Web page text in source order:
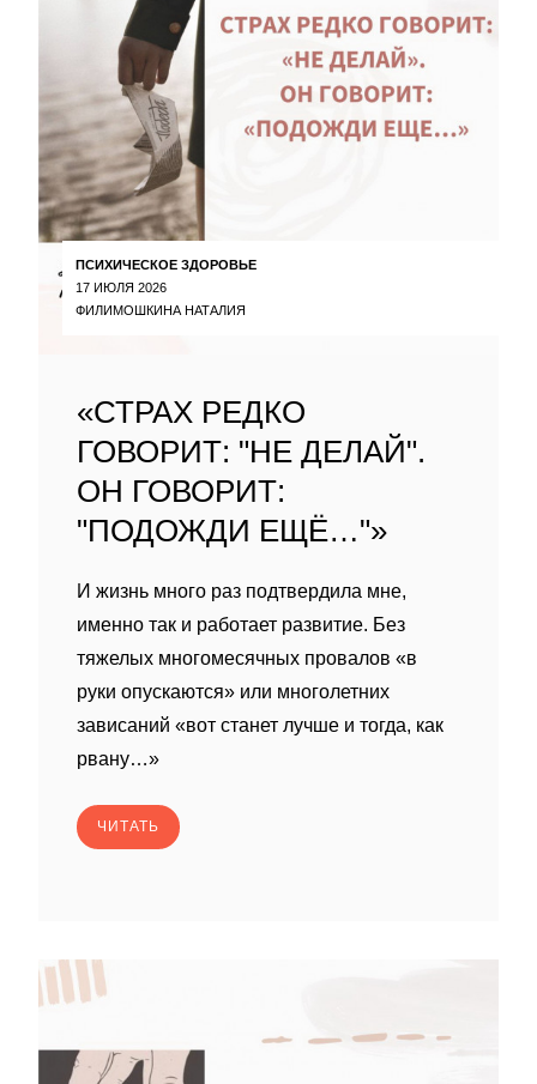
ПСИХИЧЕСКОЕ ЗДОРОВЬЕ
17 ИЮЛЯ 2026
ФИЛИМОШКИНА НАТАЛИЯ
«СТРАХ РЕДКО
ГОВОРИТ: "НЕ ДЕЛАЙ".
ОН ГОВОРИТ:
"ПОДОЖДИ ЕЩЁ…"»
И жизнь много раз подтвердила мне,
именно так и работает развитие. Без
тяжелых многомесячных провалов «в
руки опускаются» или многолетних
зависаний «вот станет лучше и тогда, как
рвану…»
ЧИТАТЬ